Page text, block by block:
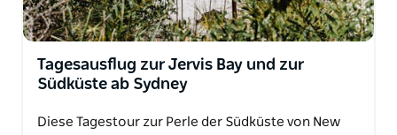
authentische Erlebnisse macht Colourful Collective
Travel zu einem vertrauenswürdigen Marktführer im
Bereich Reisen in New South Wales.
Tagesausflug zur Jervis Bay und zur
Südküste ab Sydney
Diese Tagestour zur Perle der Südküste von New